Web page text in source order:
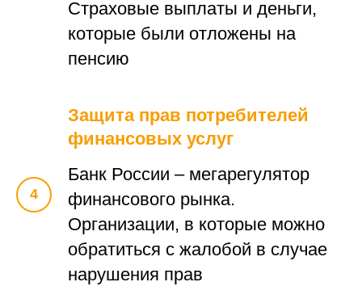
Страховые выплаты и деньги,
которые были отложены на
пенсию
Защита прав потребителей
финансовых услуг
Банк России – мегарегулятор
финансового рынка.
Организации, в которые можно
обратиться с жалобой в случае
нарушения прав